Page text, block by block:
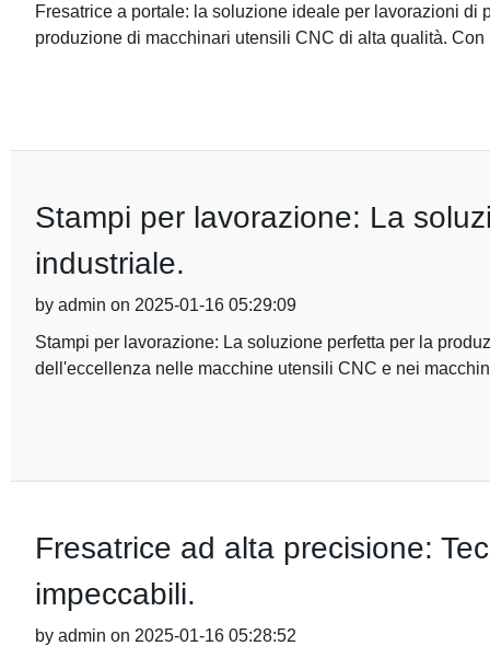
Fresatrice a portale: la soluzione ideale per lavorazioni
produzione di macchinari utensili CNC di alta qualità. Con
Stampi per lavorazione: La
industriale.
by admin on 2025-01-16 05:29:09
Stampi per lavorazione: La soluzione perfetta per la
dell'eccellenza nelle macchine utensili CNC e nei
Fresatrice ad alta precisione:
impeccabili.
by admin on 2025-01-16 05:28:52